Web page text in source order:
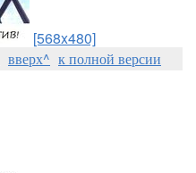
[568x480]
вверх^ к полной версии